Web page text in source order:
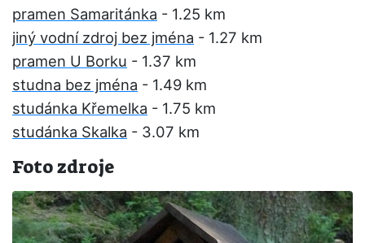
pramen Samaritánka - 1.25 km
jiný vodní zdroj bez jména - 1.27 km
pramen U Borku - 1.37 km
studna bez jména - 1.49 km
studánka Křemelka - 1.75 km
studánka Skalka - 3.07 km
Foto zdroje